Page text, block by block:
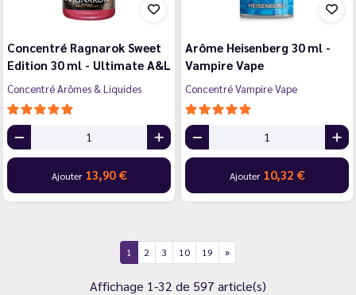
Concentré Ragnarok Sweet
Edition 30 ml - Ultimate A&L
Concentré Arômes & Liquides
Ajouter 13,90 €
Arôme Heisenberg 30 ml -
Vampire Vape
Concentré Vampire Vape
Ajouter 10,32 €
1 2 3 10 19
Affichage 1-32 de 597 article(s)